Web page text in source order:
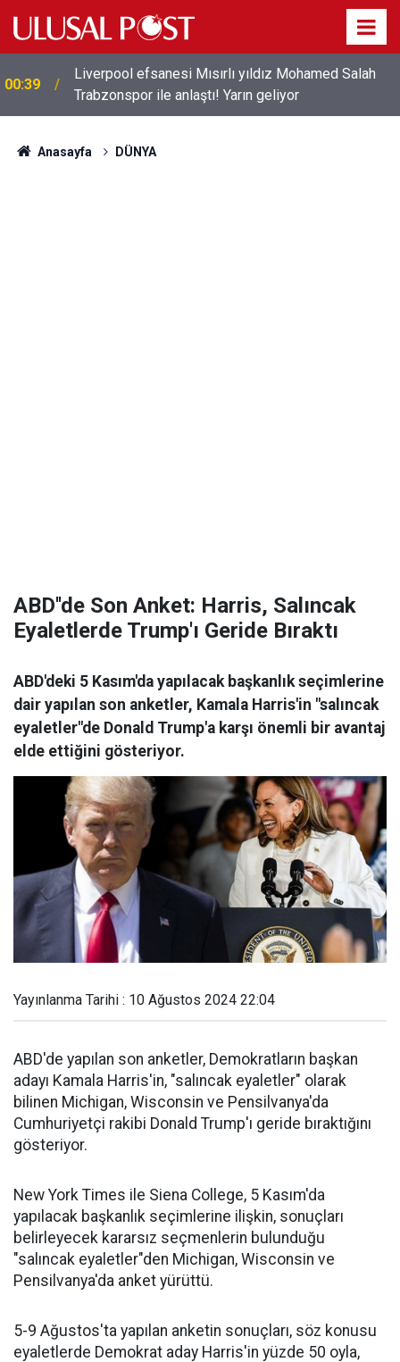
00:39
Liverpool efsanesi Mısırlı yıldız Mohamed Salah
Trabzonspor ile anlaştı! Yarın geliyor
Anasayfa DÜNYA
ABD''de Son Anket: Harris, Salıncak
Eyaletlerde Trump'ı Geride Bıraktı
ABD'deki 5 Kasım'da yapılacak başkanlık seçimlerine
dair yapılan son anketler, Kamala Harris'in "salıncak
eyaletler"de Donald Trump'a karşı önemli bir avantaj
elde ettiğini gösteriyor.
Yayınlanma Tarihi : 10 Ağustos 2024 22:04
ABD'de yapılan son anketler, Demokratların başkan
adayı Kamala Harris'in, "salıncak eyaletler" olarak
bilinen Michigan, Wisconsin ve Pensilvanya'da
Cumhuriyetçi rakibi Donald Trump'ı geride bıraktığını
gösteriyor.
New York Times ile Siena College, 5 Kasım'da
yapılacak başkanlık seçimlerine ilişkin, sonuçları
belirleyecek kararsız seçmenlerin bulunduğu
"salıncak eyaletler"den Michigan, Wisconsin ve
Pensilvanya'da anket yürüttü.
5-9 Ağustos'ta yapılan anketin sonuçları, söz konusu
eyaletlerde Demokrat aday Harris'in yüzde 50 oyla,